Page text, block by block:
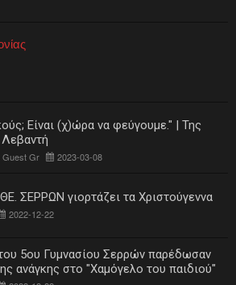
Είναι (χ)ώρα να φεύγουμε." | Της
Λεβαντή
Guest Gr 2023-03-08
ΣΕΡΡΩΝ γιορτάζει τα Χριστούγεννα
2022-12-22
5ου Γυμνασίου Σερρών παρέδωσαν
ανάγκης στο "Χαμόγελο του παιδιού"